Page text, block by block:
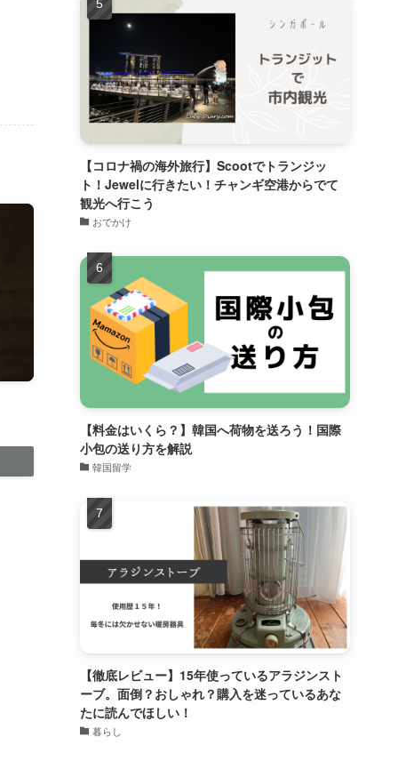
【コロナ禍の海外旅行】Scootでトランジッ
ト！Jewelに行きたい！チャンギ空港からでて
観光へ行こう
おでかけ
【料金はいくら？】韓国へ荷物を送ろう！国際
小包の送り方を解説
韓国留学
【徹底レビュー】15年使っているアラジンスト
ーブ。面倒？おしゃれ？購入を迷っているあな
たに読んでほしい！
暮らし